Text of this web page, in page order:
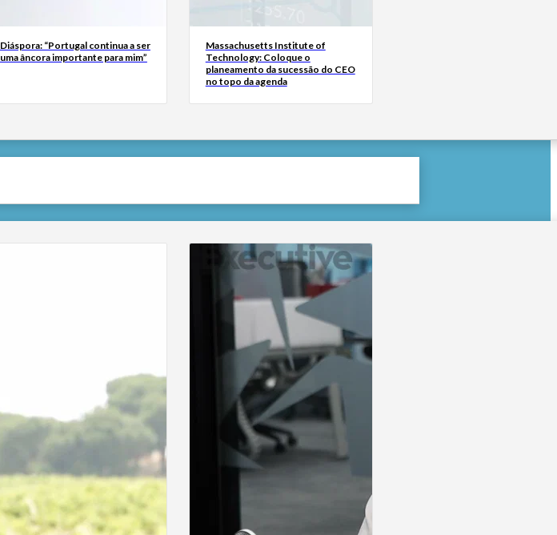
Diáspora: “Portugal continua a ser
uma âncora importante para mim”
Massachusetts Institute of
Technology: Coloque o
planeamento da sucessão do CEO
no topo da agenda